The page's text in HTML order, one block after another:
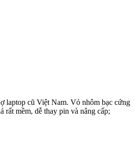
laptop cũ Việt Nam. Vỏ nhôm bạc cứng
mềm, dễ thay pin và nâng cấp;